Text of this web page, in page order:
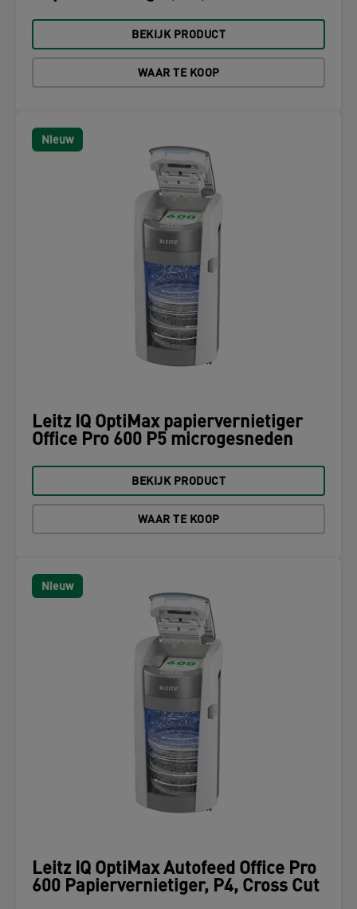
BEKIJK PRODUCT
WAAR TE KOOP
Nieuw
Leitz IQ OptiMax papiervernietiger
Office Pro 600 P5 microgesneden
BEKIJK PRODUCT
WAAR TE KOOP
Nieuw
Leitz IQ OptiMax Autofeed Office Pro
600 Papiervernietiger, P4, Cross Cut